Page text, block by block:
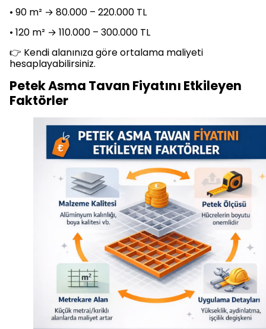
• 90 m² → 80.000 – 220.000 TL
• 120 m² → 110.000 – 300.000 TL
👉 Kendi alanınıza göre ortalama maliyeti
hesaplayabilirsiniz.
Petek Asma Tavan Fiyatını Etkileyen
Faktörler